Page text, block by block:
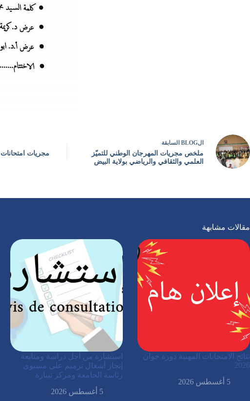
الBLOG السابقة
ملخص مجريات المهرجان الوطني للتميّز
العلمي والثقافي والرياضي بولاية البيض
مجريات
مقالات مشابهة
نتائج الامتحانات المهنية دورة جوان
2026
5 أغسطس 2026
استشارة من أجل دراسة ومتابعة
إنجاز أشغال ترميم على مستوى
رئاسة الجامعة ومركز تيبازة
5 أغسطس 2026